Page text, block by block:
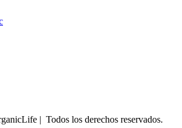
| Todos los derechos reservados.